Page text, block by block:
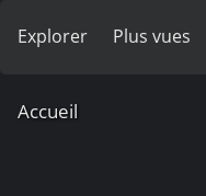
Explorer Plus vues
Accueil